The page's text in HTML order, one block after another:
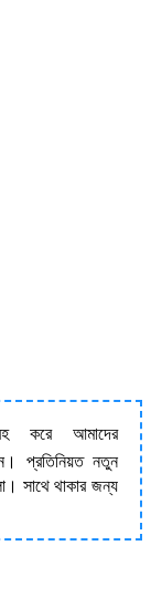
করে আমাদের
প্রতিনিয়ত নতুন
সাথে থাকার জন্য